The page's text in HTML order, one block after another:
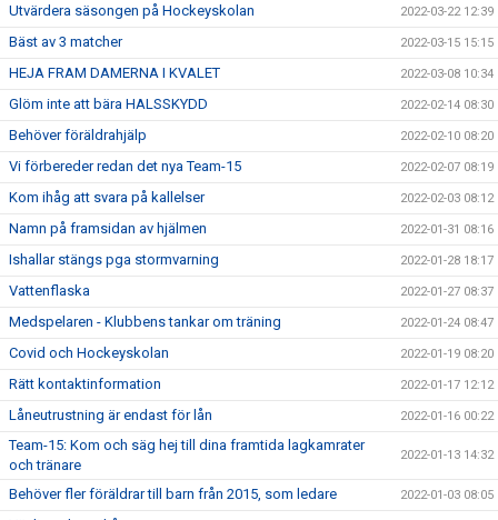
Utvärdera säsongen på Hockeyskolan 2022-03-22 12:39
Bäst av 3 matcher 2022-03-15 15:15
HEJA FRAM DAMERNA I KVALET 2022-03-08 10:34
Glöm inte att bära HALSSKYDD 2022-02-14 08:30
Behöver föräldrahjälp 2022-02-10 08:20
Vi förbereder redan det nya Team-15 2022-02-07 08:19
Kom ihåg att svara på kallelser 2022-02-03 08:12
Namn på framsidan av hjälmen 2022-01-31 08:16
Ishallar stängs pga stormvarning 2022-01-28 18:17
Vattenflaska 2022-01-27 08:37
Medspelaren - Klubbens tankar om träning 2022-01-24 08:47
Covid och Hockeyskolan 2022-01-19 08:20
Rätt kontaktinformation 2022-01-17 12:12
Låneutrustning är endast för lån 2022-01-16 00:22
Team-15: Kom och säg hej till dina framtida lagkamrater
och tränare
2022-01-13 14:32
Behöver fler föräldrar till barn från 2015, som ledare 2022-01-03 08:05